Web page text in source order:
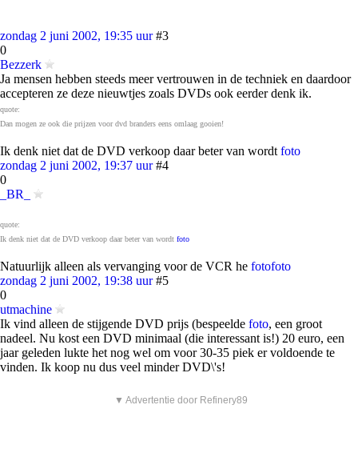
zondag 2 juni 2002, 19:35 uur #3
0
Bezzerk
Ja mensen hebben steeds meer vertrouwen in de techniek en daardoor
accepteren ze deze nieuwtjes zoals DVDs ook eerder denk ik.
quote:
Dan mogen ze ook die prijzen voor dvd branders eens omlaag gooien!
Ik denk niet dat de DVD verkoop daar beter van wordt foto
zondag 2 juni 2002, 19:37 uur #4
0
_BR_
quote:
Ik denk niet dat de DVD verkoop daar beter van wordt foto
Natuurlijk alleen als vervanging voor de VCR he fotofoto
zondag 2 juni 2002, 19:38 uur #5
0
utmachine
Ik vind alleen de stijgende DVD prijs (bespeelde foto, een groot
nadeel. Nu kost een DVD minimaal (die interessant is!) 20 euro, een
jaar geleden lukte het nog wel om voor 30-35 piek er voldoende te
vinden. Ik koop nu dus veel minder DVD\'s!
▼ Advertentie door Refinery89